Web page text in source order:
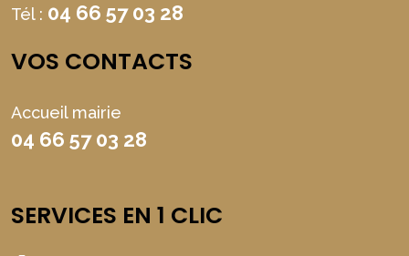
Tél : 04 66 57 03 28
VOS CONTACTS
Accueil mairie
04 66 57 03 28
SERVICES EN 1 CLIC